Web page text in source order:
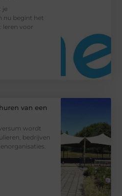
je
nu begint het
leren voor
van een
wordt
bedrijven